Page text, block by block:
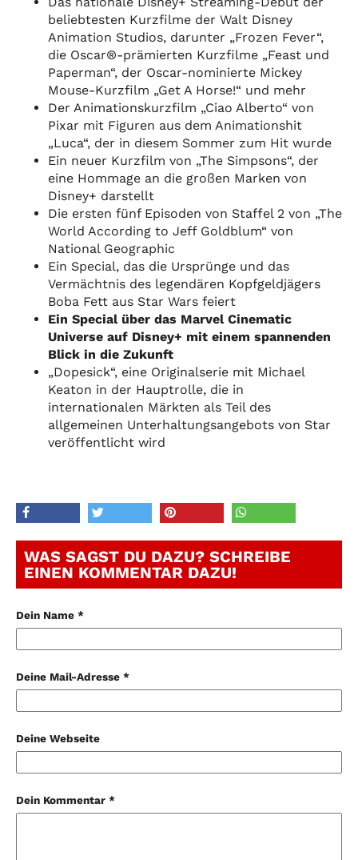
beliebtesten Kurzfilme der Walt Disney
Animation Studios, darunter „Frozen Fever“,
die Oscar®-prämierten Kurzfilme „Feast und
Paperman“, der Oscar-nominierte Mickey
Mouse-Kurzfilm „Get A Horse!“ und mehr
Der Animationskurzfilm „Ciao Alberto“ von
Pixar mit Figuren aus dem Animationshit
„Luca“, der in diesem Sommer zum Hit wurde
Ein neuer Kurzfilm von „The Simpsons“, der
eine Hommage an die großen Marken von
Disney+ darstellt
Die ersten fünf Episoden von Staffel 2 von „The
World According to Jeff Goldblum“ von
National Geographic
Ein Special, das die Ursprünge und das
Vermächtnis des legendären Kopfgeldjägers
Boba Fett aus Star Wars feiert
Ein Special über das Marvel Cinematic
Universe auf Disney+ mit einem spannenden
Blick in die Zukunft
„Dopesick“, eine Originalserie mit Michael
Keaton in der Hauptrolle, die in
internationalen Märkten als Teil des
allgemeinen Unterhaltungsangebots von Star
veröffentlicht wird
WAS SAGST DU DAZU? SCHREIBE
EINEN KOMMENTAR DAZU!
Dein Name *
Deine Mail-Adresse *
Deine Webseite
Dein Kommentar *